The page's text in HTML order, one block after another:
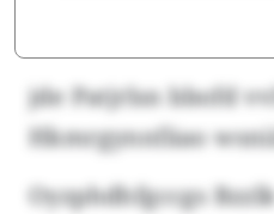
jde Patjrlsn bbofd
Hkmrgynnfäao
Oyzphdhfgccgs